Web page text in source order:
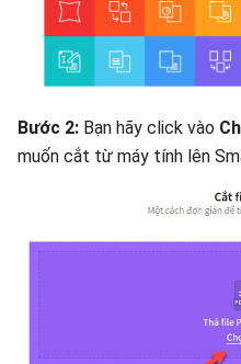
Bước 2: Bạn hãy click vào
muốn cắt từ máy tính lên